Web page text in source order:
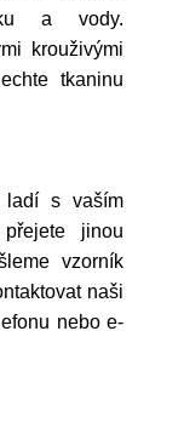
a vody.
krouživými
tkaninu
ladí s vaším
jinou
vzorník
naši
nebo e-